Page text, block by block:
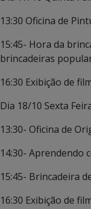
13:30 Oficina de
15:45- Hora da
brincadeiras
16:30 Exibição de
Dia 18/10 Sexta
13:30- Oficina de
14:30- Aprendendo
15:45- Brincadeira
16:30 Exibição de